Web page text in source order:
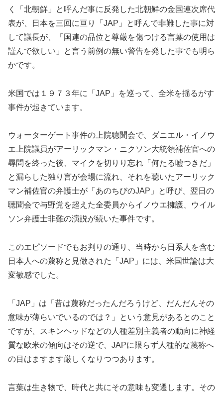
く「北朝鮮」と呼んだ事に反発した北朝鮮の金国連次席代
表が、日本を三回に亘り「JAP」と呼んで非難した事に対
して議長が、「国連の品位と尊厳を傷つける言葉の使用は
謹んで欲しい」と言う前例の無い警告を発した事でも明ら
かです。
米国では１９７３年に「JAP」を巡って、全米を揺るがす
事件が起きています。
ウォーターゲート事件の上院聴聞会で、ダニエル・イノウ
エ上院議員がアーリックマン・ニクソン大統領補佐官への
尋問を終った後、マイクを切りり忘れ「何たる嘘つきだ」
と漏らした独り言が会場に流れ、それを聴いたアーリック
マン補佐官の弁護士が「あのちびのJAP」と呼び、翌日の
聴聞会で与野党を超えた全委員からイノウエ擁護、ウイル
ソン弁護士非難の演説が続いた事件です。
このエピソードでもお判りの通り、当時から日系人を含む
日本人への蔑称と見做された「JAP」には、米国世論は大
変敏感でした。
「JAP」は「昔は蔑称だったんだろうけど、だんだんその
意味が薄らいでいるのでは？」という意見があるとのこと
ですが、スキンヘッドなどの人種差別主義者の動向に神経
質な欧米の傾向はその逆で、JAPに限らず人種的な蔑称へ
の目はますます厳しくなりつつあります。
言葉は生き物で、時代と共にその意味も変遷します。その